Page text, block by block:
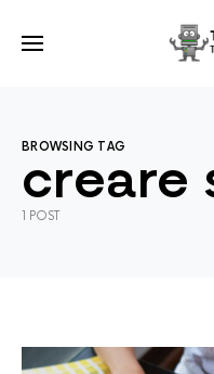
BROWSING TAG
creare
1 POST